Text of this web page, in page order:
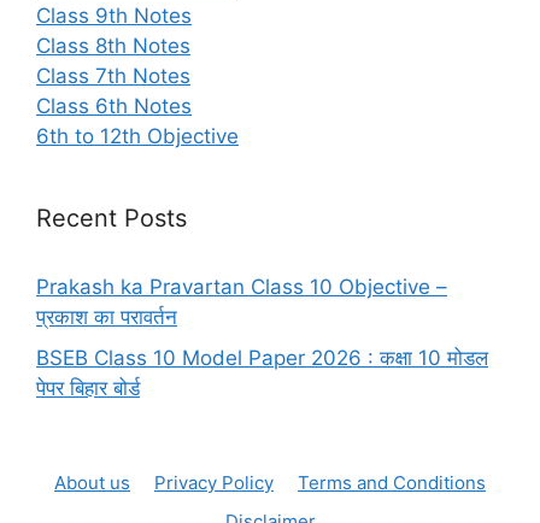
Class 9th Notes
Class 8th Notes
Class 7th Notes
Class 6th Notes
6th to 12th Objective
Recent Posts
Prakash ka Pravartan Class 10 Objective –
प्रकाश का परावर्तन
BSEB Class 10 Model Paper 2026 : कक्षा 10 मोडल
पेपर बिहार बोर्ड
About us Privacy Policy
Terms and Conditions